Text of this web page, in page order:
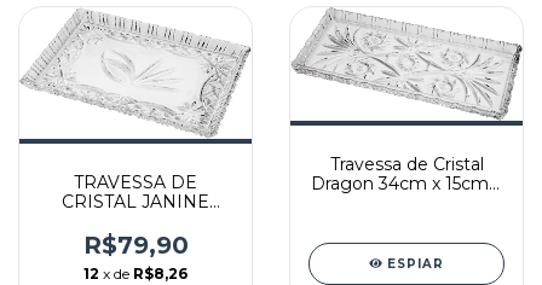
TRAVESSA DE
CRISTAL JANINE
R$79,90
12 x de R$8,26
Travessa de Cristal
Dragon 34cm x 15cm x
ESPIAR